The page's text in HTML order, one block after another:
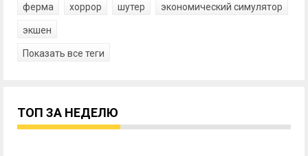
ферма хоррор шутер экономический симулятор
экшен
Показать все теги
ТОП ЗА НЕДЕЛЮ